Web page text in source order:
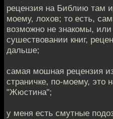
рецензия на Библию там
моему, лохов; то есть,
возможно не знакомы,
сушествовании книг,
дальше;
самая мошная рецензия
страничке, по-моему, это
"Жюстина";
у меня есть смутные